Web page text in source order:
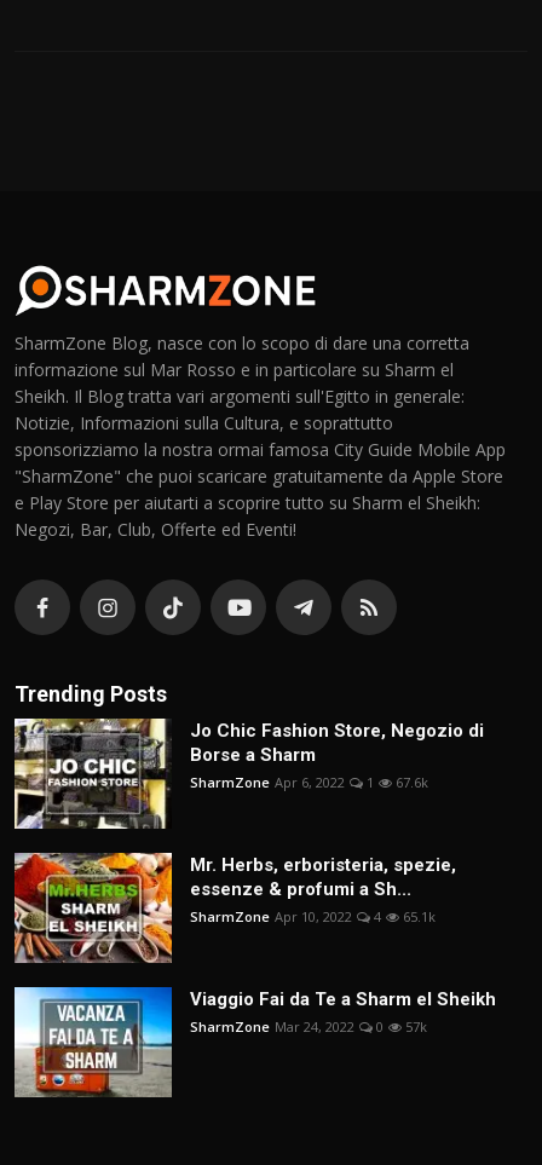
SharmZone Blog, nasce con lo scopo di dare una corretta
informazione sul Mar Rosso e in particolare su Sharm el
Sheikh. Il Blog tratta vari argomenti sull'Egitto in generale:
Notizie, Informazioni sulla Cultura, e soprattutto
sponsorizziamo la nostra ormai famosa City Guide Mobile App
"SharmZone" che puoi scaricare gratuitamente da Apple Store
e Play Store per aiutarti a scoprire tutto su Sharm el Sheikh:
Negozi, Bar, Club, Offerte ed Eventi!
Trending Posts
Jo Chic Fashion Store, Negozio di
Borse a Sharm
SharmZone Apr 6, 2022 1 67.6k
Mr. Herbs, erboristeria, spezie,
essenze & profumi a Sh...
SharmZone Apr 10, 2022 4 65.1k
Viaggio Fai da Te a Sharm el Sheikh
SharmZone Mar 24, 2022 0 57k